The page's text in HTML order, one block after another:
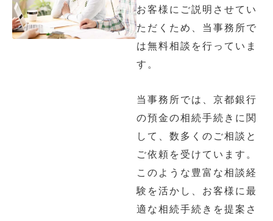
お客様にご説明させてい
ただくため、当事務所で
は無料相談を行っていま
す。
当事務所では、京都銀行
の預金の相続手続きに関
して、数多くのご相談と
ご依頼を受けています。
このような豊富な相談経
験を活かし、お客様に最
適な相続手続きを提案さ